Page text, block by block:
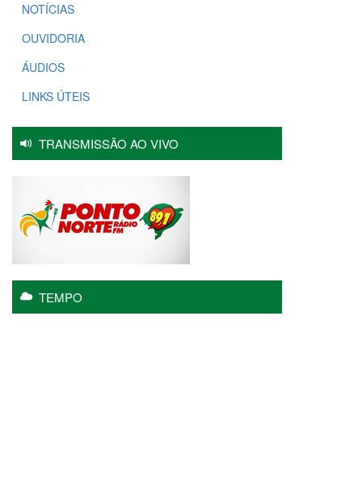
NOTÍCIAS
OUVIDORIA
ÁUDIOS
LINKS ÚTEIS
TRANSMISSÃO AO VIVO
TEMPO